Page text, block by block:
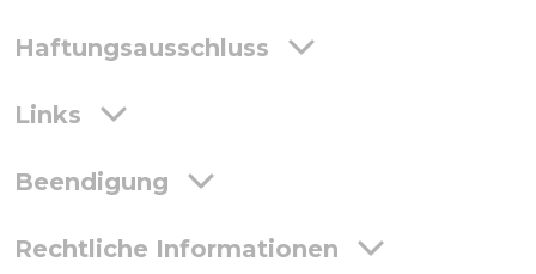
Haftungsausschluss
Links
Beendigung
Rechtliche Informationen